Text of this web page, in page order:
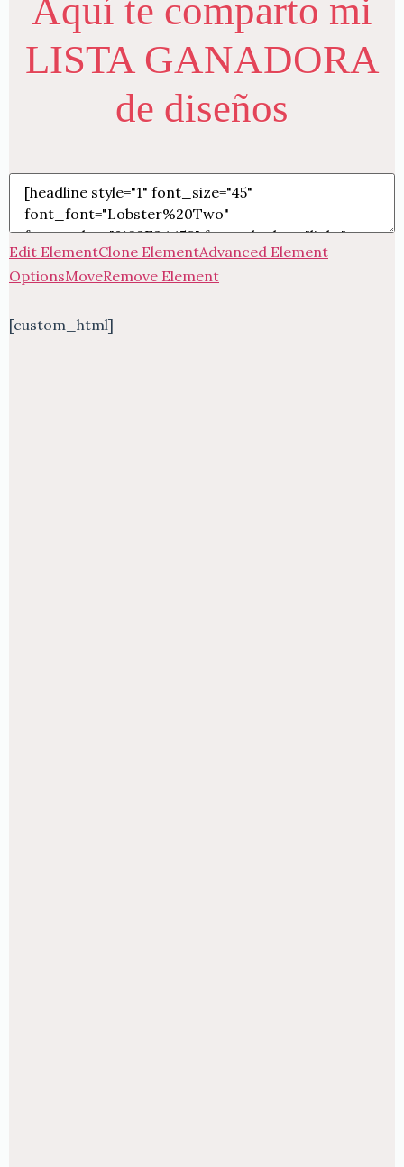
Aquí te comparto mi
LISTA GANADORA
de diseños
Edit ElementClone ElementAdvanced Element
OptionsMoveRemove Element
[custom_html]